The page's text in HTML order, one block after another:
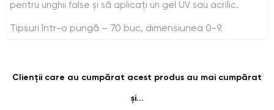
pentru unghii false și să aplicați un gel UV sau acrilic.
Tipsuri într-o pungă – 70 buc, dimensiunea 0-9.
Clienții care au cumpărat acest produs au mai cumpărat
și...